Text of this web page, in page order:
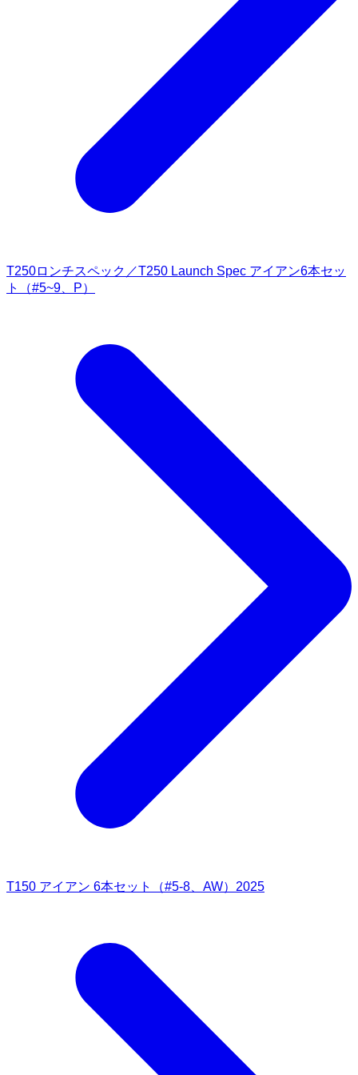
T250ロンチスペック／T250 Launch Spec アイアン6本セッ
ト（#5~9、P）
T150 アイアン 6本セット（#5-8、AW）2025